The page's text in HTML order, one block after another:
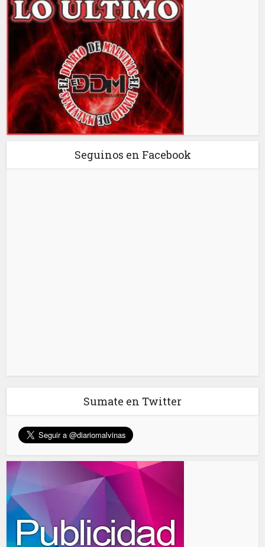
Seguinos en Facebook
Sumate en Twitter